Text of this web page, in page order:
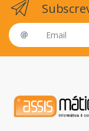
Email address